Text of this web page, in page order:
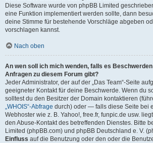
Diese Software wurde von phpBB Limited
eine Funktion implementiert werden sollte, dann
deine Stimme für bestehende Vorschläge abgeben
vorschlagen kannst.
Nach oben
An wen soll ich mich wenden, falls es
Anfragen zu diesem Forum gibt?
Jeder Administrator, der auf der „Das Team“-Seite
geeigneter Kontakt für deine Beschwerde. Wenn du
solltest du den Besitzer der Domain kontaktieren
„WHOIS“-Abfrage durch) oder — falls diese Seite bei
Webhoster wie z. B. Yahoo!, free.fr, funpic.de usw.
den Abuse-Kontakt des betreffenden Dienstes. Bitte
Limited (phpBB.com) und phpBB Deutschland e. V.
Einfluss auf die Benutzung oder den oder die